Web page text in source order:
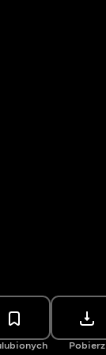
Pobierz